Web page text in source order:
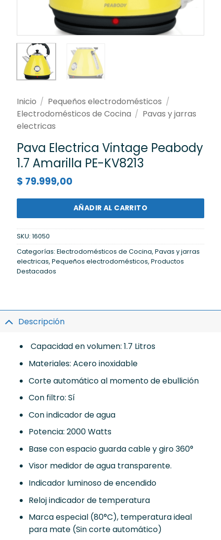
Inicio / Pequeños electrodomésticos /
Electrodomésticos de Cocina / Pavas y jarras
electricas
Pava Electrica Vintage Peabody
1.7 Amarilla PE-KV8213
$ 79.999,00
AÑADIR AL CARRITO
SKU: 16050
Categorías: Electrodomésticos de Cocina, Pavas y jarras
electricas, Pequeños electrodomésticos, Productos
Destacados
Descripción
Capacidad en volumen: 1.7 Litros
Materiales: Acero inoxidable
Corte automático al momento de ebullición
Con filtro: Sí
Con indicador de agua
Potencia: 2000 Watts
Base con espacio guarda cable y giro 360°
Visor medidor de agua transparente.
Indicador luminoso de encendido
Reloj indicador de temperatura
Marca especial (80°C), temperatura ideal
para mate (Sin corte automático)